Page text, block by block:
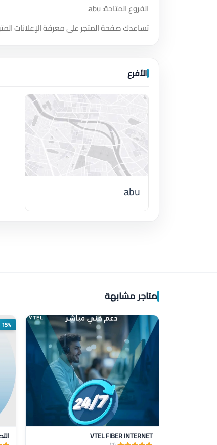
الفروع المتاحة: abu.
تساعدك صفحة المتجر على معرفة الإعلانات
الأفرع
abu
متاجر مشابهة
VTEL FIBER INTERNET
15%